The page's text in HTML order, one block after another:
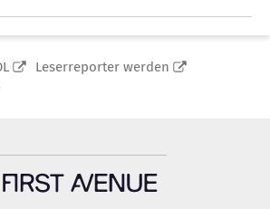
Leserreporter werden